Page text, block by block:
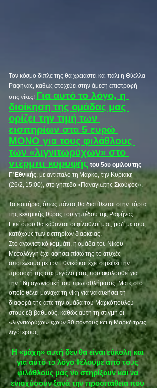
Τον κόσμο δίπλα της θα χρειαστεί και πάλι η Θύελλα
Ραφήνας, καθώς στοχεύει στην άμεση επιστροφή
στις νίκες! Για αυτό το λόγο, η
διοίκηση της ομάδας μας
ορίζει την τιμή των
εισιτηρίων στα 5 ευρώ
ΜΟΝΟ για τους φιλάθλους
των «λιγνιτωρύχων» στο
ντέρμπι κορυφής του 5ου ομίλου της
Γ’ Εθνικής, με αντίπαλο τη Μαρκό, την Κυριακή
(26/2, 15:00), στο γήπεδο «Παναγιώτης Σκούφος».
Τα εισιτήρια, όπως πάντα, θα διατίθενται στην πόρτα
της κεντρικής θύρας του γηπέδου της Ραφήνας.
Εκεί όπου θα κάθονται οι φίλαθλοί μας, μαζί με τους
κατόχους των εισιτηρίων διαρκείας.
Στο αγωνιστικό κομμάτι, η ομάδα του Νίκου
Μεσολόγγη έχει αφήσει πίσω της το ατυχές
αποτέλεσμα με τον Εθνικό και έχει στρέψει την
προσοχή της στο μεγάλο ματς που ακολουθεί για
την 16η αγωνιστική του πρωταθλήματος. Ματς στο
οποίο θέλει μονάχα τη νίκη για να αυξήσει τη
διαφορά της από την ομάδα του Μαρκόπουλου
στους έξι βαθμούς, καθώς αυτή τη στιγμή οι
«λιγνιτωρύχοι» έχουν 30 πόντους και η Μαρκό τρεις
λιγότερους.
Η «μάχη» αυτή δεν θα είναι εύκολη και
για αυτό το λόγο θέλουμε από τους
φιλάθλους μας να στηρίξουν και να
ενισχύσουν ξανά την προσπάθεια που